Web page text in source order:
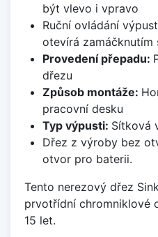
být vlevo i vpravo
Ruční ovládání
otevírá zamáčknutím
Provedení přepadu:
dřezu
Způsob montáže:
pracovní desku
Typ výpusti: Sítková
Dřez z výroby bez
otvor pro baterii.
Tento nerezový dřez
prvotřídní chromniklové
15 let.